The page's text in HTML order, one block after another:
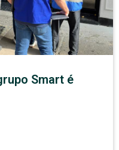
Smart é